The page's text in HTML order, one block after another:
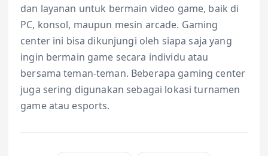
dan layanan untuk bermain video game, baik di
PC, konsol, maupun mesin arcade. Gaming
center ini bisa dikunjungi oleh siapa saja yang
ingin bermain game secara individu atau
bersama teman-teman. Beberapa gaming center
juga sering digunakan sebagai lokasi turnamen
game atau esports.